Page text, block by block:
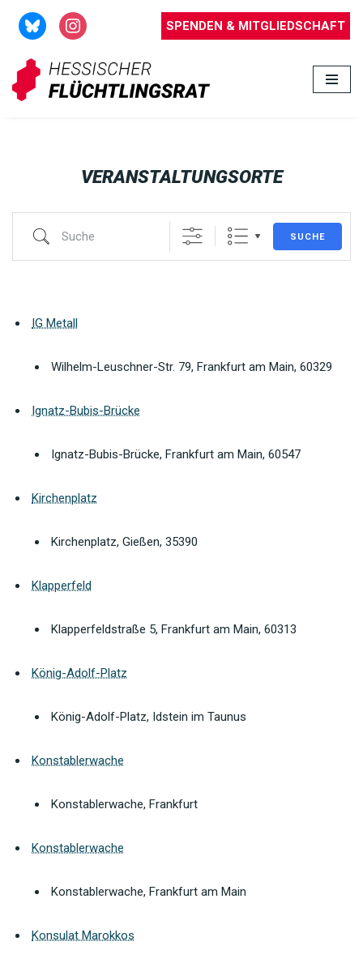
Zum
Inhalt
springen
SPENDEN & MITGLIEDSCHAFT
VERANSTALTUNGSORTE
SUCHE
IG Metall
Wilhelm-Leuschner-Str. 79, Frankfurt am Main, 60329
Ignatz-Bubis-Brücke
Ignatz-Bubis-Brücke, Frankfurt am Main, 60547
Kirchenplatz
Kirchenplatz, Gießen, 35390
Klapperfeld
Klapperfeldstraße 5, Frankfurt am Main, 60313
König-Adolf-Platz
König-Adolf-Platz, Idstein im Taunus
Konstablerwache
Konstablerwache, Frankfurt
Konstablerwache
Konstablerwache, Frankfurt am Main
Konsulat Marokkos